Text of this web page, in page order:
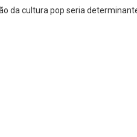
da cultura pop seria